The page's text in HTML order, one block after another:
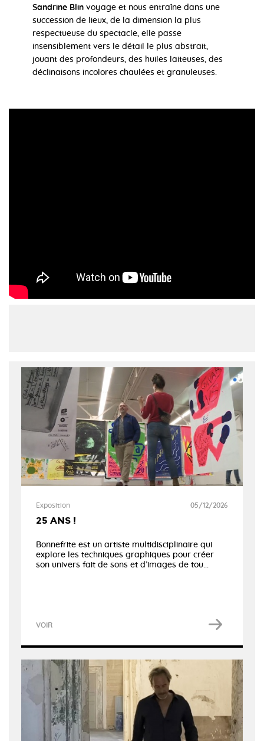
Sandrine Blin voyage et nous entraîne dans une
succession de lieux, de la dimension la plus
respectueuse du spectacle, elle passe
insensiblement vers le détail le plus abstrait,
jouant des profondeurs, des huiles laiteuses, des
déclinaisons incolores chaulées et granuleuses.
Exposition 05/12/2026
25 ANS !
Bonnefrite est un artiste multidisciplinaire qui
explore les techniques graphiques pour créer
son univers fait de sons et d’images de tou...
VOIR